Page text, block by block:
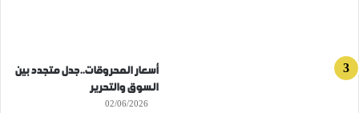
أسعار المحروقات..جدل متجدد بين
السوق والتحرير
02/06/2026